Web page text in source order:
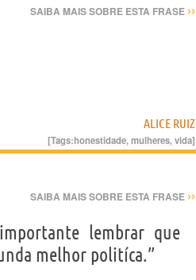
SAIBA MAIS SOBRE ESTA FRASE ››
ALICE RUIZ
[Tags:honestidade,mulheres,vida]
SAIBA MAIS SOBRE ESTA FRASE ››
lembrar que
melhor politíca.”